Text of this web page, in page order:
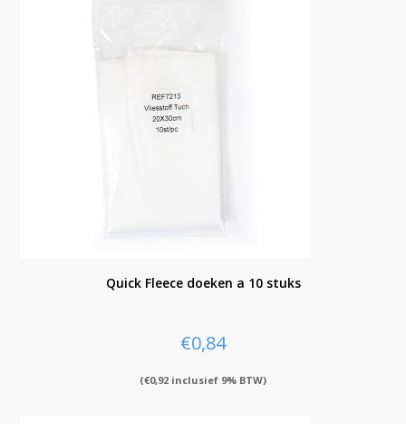
Quick Fleece doeken a 10 stuks
€0,84
(€0,92 inclusief 9% BTW)